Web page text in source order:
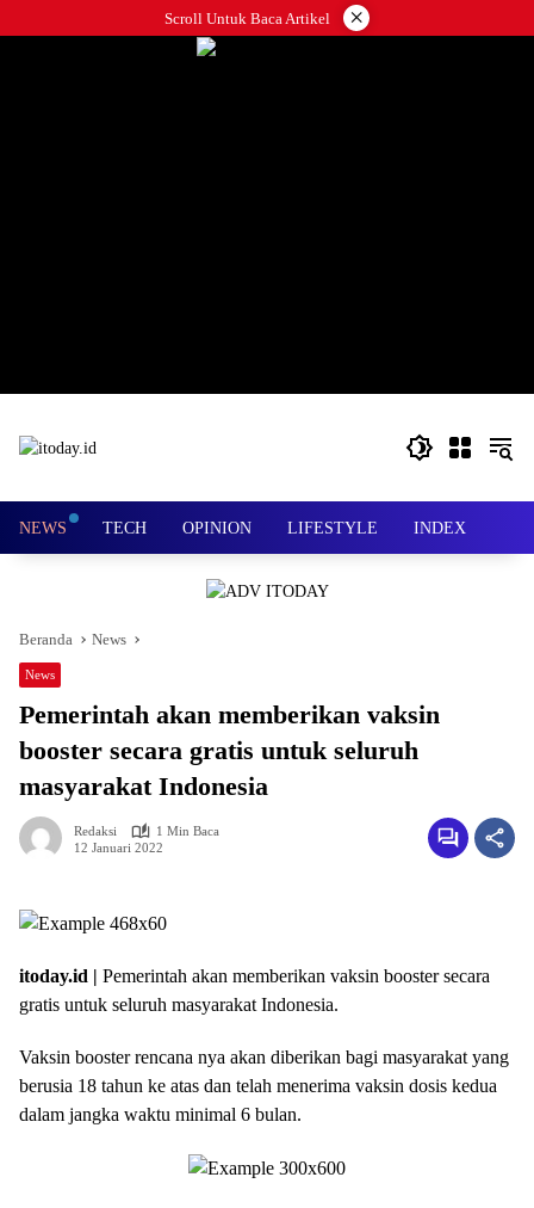
ke
Scroll Untuk Baca Artikel ×
NEWS TECH OPINION LIFESTYLE INDEX
Beranda News
News
Pemerintah akan memberikan vaksin
booster secara gratis untuk seluruh
masyarakat Indonesia
Redaksi
1 Min Baca
12 Januari 2022
itoday.id | Pemerintah akan memberikan vaksin booster secara
gratis untuk seluruh masyarakat Indonesia.
Vaksin booster rencana nya akan diberikan bagi masyarakat yang
berusia 18 tahun ke atas dan telah menerima vaksin dosis kedua
dalam jangka waktu minimal 6 bulan.